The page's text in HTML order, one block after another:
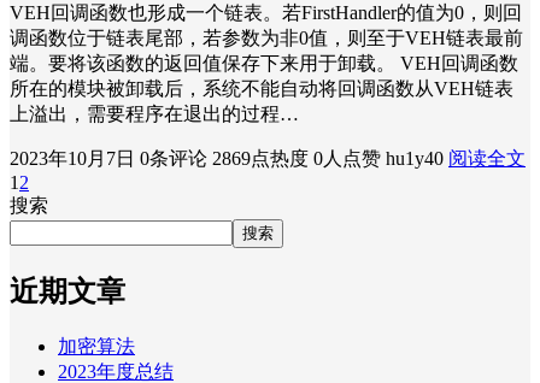
VEH回调函数也形成一个链表。若FirstHandler的值为0，则回
调函数位于链表尾部，若参数为非0值，则至于VEH链表最前
端。要将该函数的返回值保存下来用于卸载。 VEH回调函数
所在的模块被卸载后，系统不能自动将回调函数从VEH链表
上溢出，需要程序在退出的过程…
2023年10月7日 0条评论 2869点热度 0人点赞 hu1y40 阅读全文
1 2
搜索
搜索
近期文章
加密算法
2023年度总结